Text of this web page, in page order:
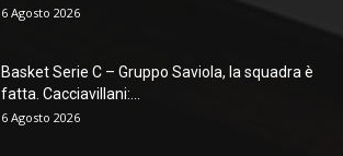
6 Agosto 2026
Basket Serie C – Gruppo Saviola, la squadra è
fatta. Cacciavillani:...
6 Agosto 2026